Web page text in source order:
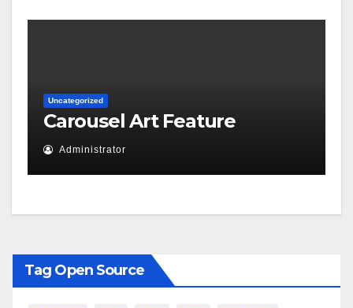
Uncategorized
Carousel Art Feature
Administrator
Tag Open Source